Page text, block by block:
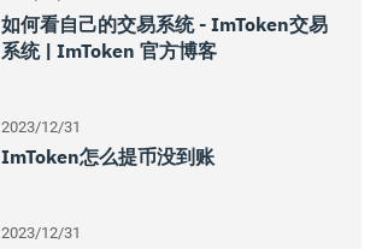
如何看自己的交易系统 - ImToken交易
系统 | ImToken 官方博客
2023/12/31
ImToken怎么提币没到账
2023/12/31